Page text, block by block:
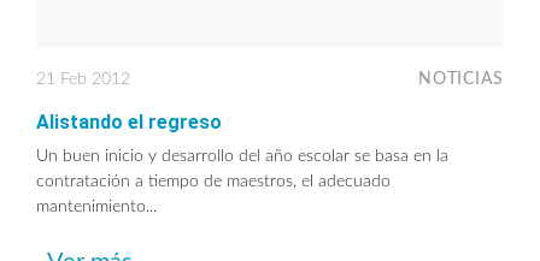
21 Feb 2012 NOTICIAS
Alistando el regreso
Un buen inicio y desarrollo del año escolar se basa en la
contratación a tiempo de maestros, el adecuado
mantenimiento...